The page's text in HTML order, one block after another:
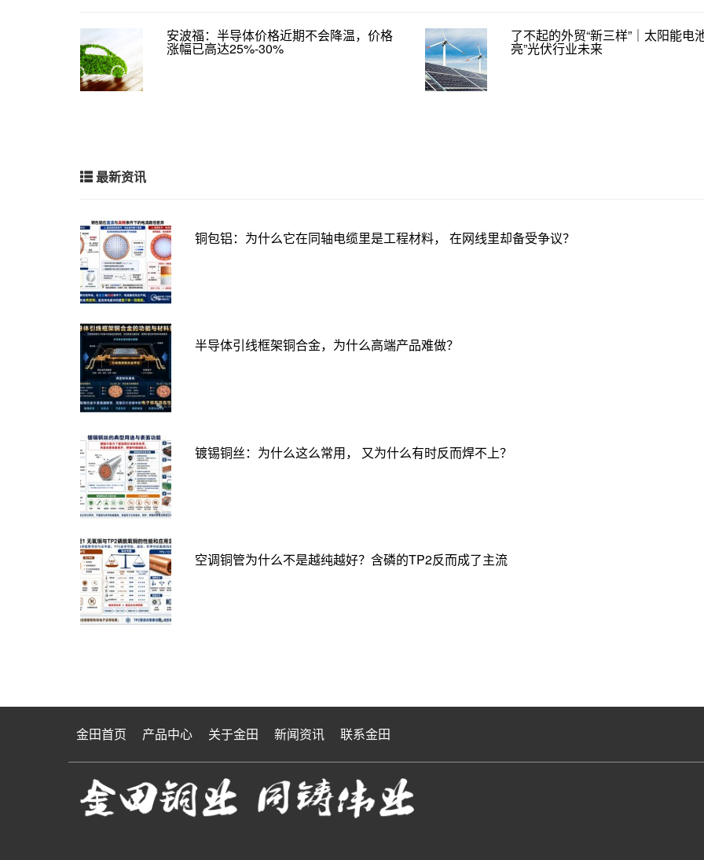
安波福：半导体价格近期不会降温，价格
涨幅已高达25%-30%
了不起的外贸“新三样”｜太阳能电
亮”光伏行业未来
最新资讯
铜包铝：为什么它在同轴电缆里是工程材料， 在网线里却备受争议？
半导体引线框架铜合金，为什么高端产品难做？
镀锡铜丝：为什么这么常用， 又为什么有时反而焊不上？
空调铜管为什么不是越纯越好？含磷的TP2反而成了主流
金田首页 产品中心 关于金田 新闻资讯 联系金田